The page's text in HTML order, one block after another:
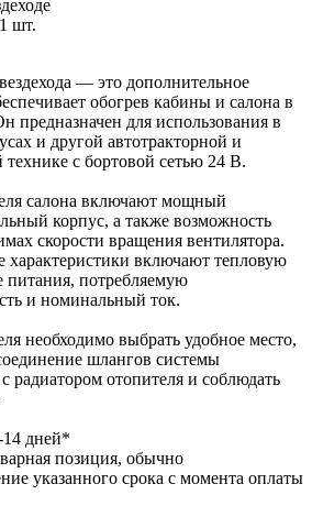
шт.
— это дополнительное
обогрев кабины и салона в
предназначен для использования в
и другой автотракторной и
с бортовой сетью 24 В.
салона включают мощный
корпус, а также возможность
скорости вращения вентилятора.
характеристики включают тепловую
потребляемую
и номинальный ток.
необходимо выбрать удобное место,
шлангов системы
радиатором отопителя и соблюдать
14 дней*
позиция, обычно
указанного срока с момента оплаты